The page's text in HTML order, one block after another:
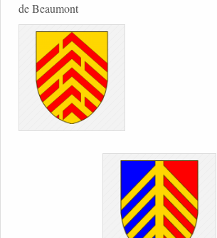
de Beaumont